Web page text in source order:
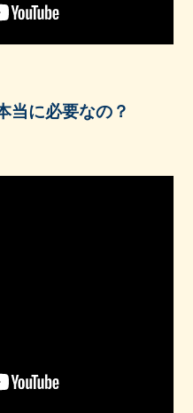
当に必要なの？